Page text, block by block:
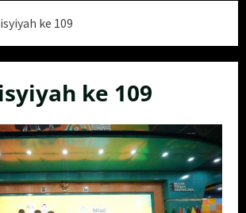
ke 109
ke 109